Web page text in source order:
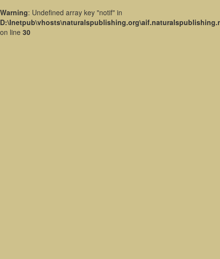
Warning: Undefined array key "notif" in
on line 30